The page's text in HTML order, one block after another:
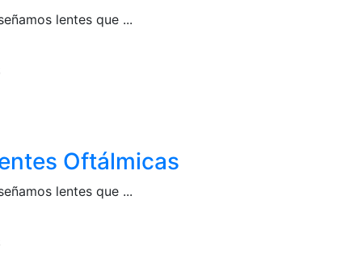
lentes que ...
Oftálmicas
lentes que ...